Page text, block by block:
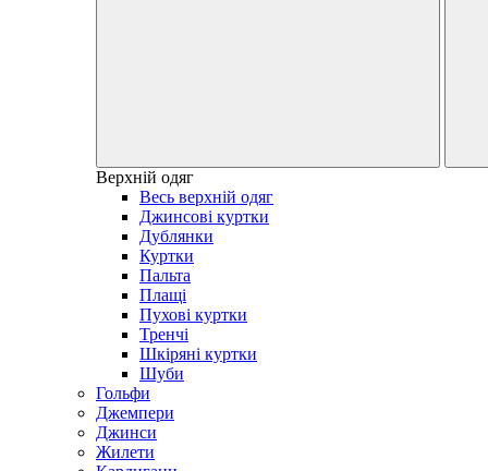
Верхній одяг
Весь верхній одяг
Джинсові куртки
Дублянки
Куртки
Пальта
Плащі
Пухові куртки
Тренчі
Шкіряні куртки
Шуби
Гольфи
Джемпери
Джинси
Жилети